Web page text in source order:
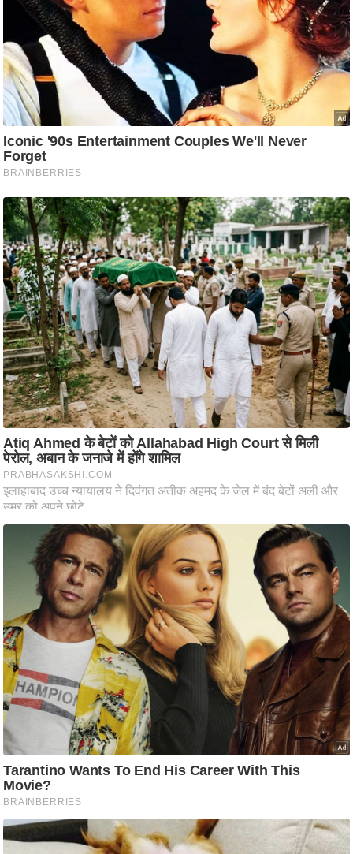
न
स्थ
ल
फि
ट
ने
स
मं
त्रा
रि
ले
श
न
शि
प
रा
ज
नी
ति
वि
श्ले
ष
यि
क
मा
तृ
भू
स्तं
भ
ए
म
.